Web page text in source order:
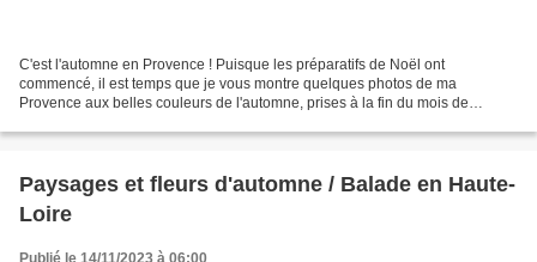
C'est l'automne en Provence ! Puisque les préparatifs de Noël ont
commencé, il est temps que je vous montre quelques photos de ma
Provence aux belles couleurs de l'automne, prises à la fin du mois de
Paysages et fleurs d'automne / Balade en Haute-
Loire
Publié le 14/11/2023 à 06:00